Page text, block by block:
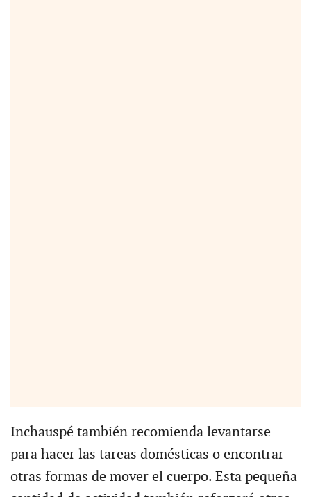
Inchauspé también recomienda levantarse
para hacer las tareas domésticas o encontrar
otras formas de mover el cuerpo. Esta pequeña